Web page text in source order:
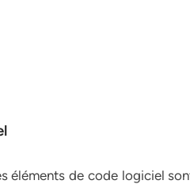
éléments de code logiciel